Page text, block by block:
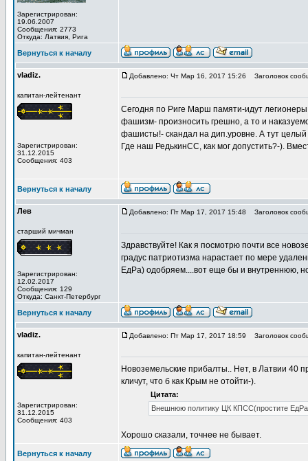
Зарегистрирован:
19.06.2007
Сообщения: 2773
Откуда: Латвия, Рига
Вернуться к началу
vladiz.
капитан-лейтенант
Зарегистрирован:
31.12.2015
Сообщения: 403
Добавлено: Чт Мар 16, 2017 15:26 Заголовок
Сегодня по Риге Марш памяти-идут
фашизм- произносить грешно, а то и
фашисты!- скандал на дип.уровне. А тут
Где наш РедькинСС, как мог допустить?-).
Вернуться к началу
Лев
старший мичман
Зарегистрирован:
12.02.2017
Сообщения: 129
Откуда: Санкт-Петербург
Добавлено: Пт Мар 17, 2017 15:48 Заголовок
Здравствуйте! Как я посмотрю почти все
градус патриотизма нарастает по мере
ЕдРа) одобряем....вот еще бы и внутреннюю,
Вернуться к началу
vladiz.
капитан-лейтенант
Зарегистрирован:
31.12.2015
Сообщения: 403
Добавлено: Пт Мар 17, 2017 18:59 Заголовок
Новоземельские прибалты.. Нет, в Латвии 40
кличут, что б как Крым не отойти-).
Цитата:
Внешнюю политику ЦК КПСС(простите
Хорошо сказали, точнее не бывает.
Вернуться к началу